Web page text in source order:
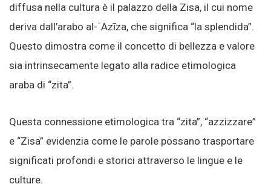
diffusa nella cultura è il palazzo della Zisa, il cui nome
deriva dall’arabo al-ʿAzīza, che significa “la splendida”.
Questo dimostra come il concetto di bellezza e valore
sia intrinsecamente legato alla radice etimologica
araba di “zita”.
Questa connessione etimologica tra “zita”, “azzizzare”
e “Zisa” evidenzia come le parole possano trasportare
significati profondi e storici attraverso le lingue e le
culture.